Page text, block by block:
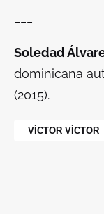
Soledad
dominicana
(2015).
VÍCTOR VÍCTOR